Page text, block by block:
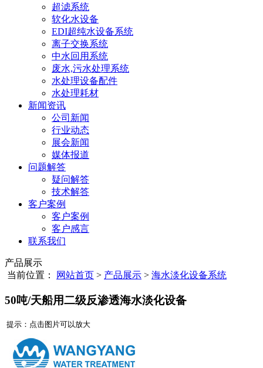
超滤系统
软化水设备
EDI超纯水设备系统
离子交换系统
中水回用系统
废水,污水处理系统
水处理设备配件
水处理耗材
新闻资讯
公司新闻
行业动态
展会新闻
媒体报道
问题解答
疑问解答
技术解答
客户案例
客户案例
客户感言
联系我们
产品展示
当前位置：
网站首页 > 产品展示 > 海水淡化设备系统
50吨/天船用二级反渗透海水淡化设备
提示：点击图片可以放大